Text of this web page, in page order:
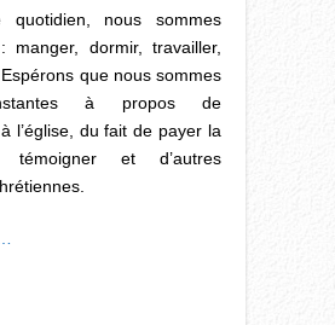
quotidien, nous sommes
manger, dormir, travailler,
que nous sommes
à propos de
à l’église, du fait de payer la
et d’autres